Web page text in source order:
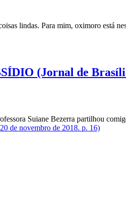
lindas. Para mim, oximoro está
(Jornal de
Suiane Bezerra partilhou
de novembro de 2018. p. 16)